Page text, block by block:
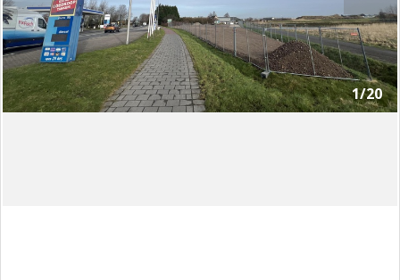
Registreren
Login
1/20